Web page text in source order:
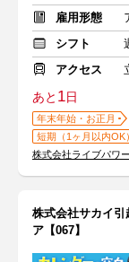
雇用形態
シフト
アクセス
あと 1日
年末年始・お正月
短期（1ヶ月以内OK）
株式会社ライブパワ
株式会社サカイ
ア【067】